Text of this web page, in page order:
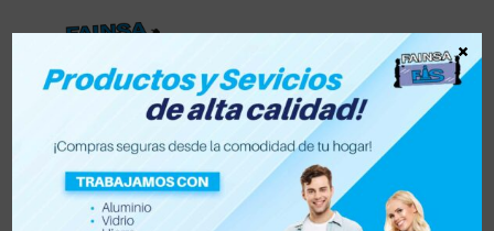
Lista de deseos
×